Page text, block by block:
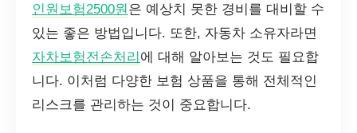
인원보험2500원은 예상치 못한 경비를 대비할 수
있는 좋은 방법입니다. 또한, 자동차 소유자라면
자차보험전손처리 에 대해 알아보는 것도 필요합
니다. 이처럼 다양한 보험 상품을 통해 전체적인
리스크를 관리하는 것이 중요합니다.